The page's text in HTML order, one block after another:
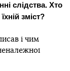
слідства. Хто
зміст?
і чим